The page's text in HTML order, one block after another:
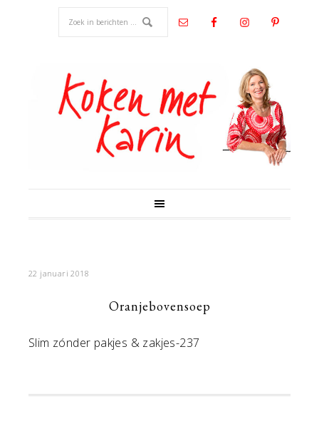
22 januari 2018
Oranjebovensoep
Slim zónder pakjes & zakjes-237